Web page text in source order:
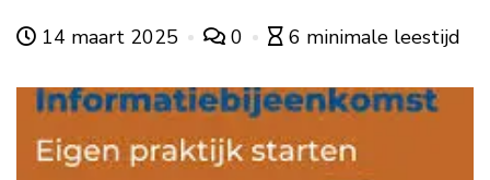
14 maart 2025 0 6 minimale leestijd